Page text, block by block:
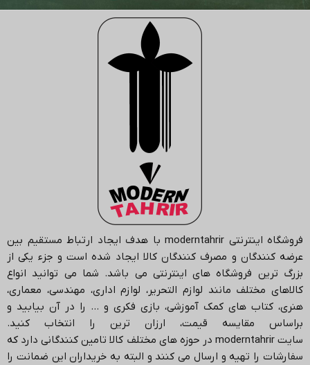
فروشگاه اینترنتی moderntahrir با هدف ایجاد ارتباط مستقیم بین
عرضه کنندگان و مصرف کنندگان کالا ایجاد شده است و جزء یکی از
بزرگ ترین فروشگاه های اینترنتی می باشد. شما می توانید انواع
کالاهای مختلف مانند لوازم التحریر، لوازم اداری، مهندسی، معماری،
هنری، کتاب های کمک آموزشی، بازی فکری و … را در آن بیابید و
براساس مقایسه قیمت، ارزان ترین را انتخاب کنید.
سایتmoderntahrir در حوزه های مختلف کالا تامین کنندگانی دارد که
سفارشات را تهیه و ارسال می کنند و البته به خریداران این ضمانت را